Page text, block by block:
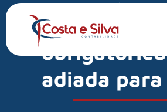
Mercado
NFP-e:
adiada